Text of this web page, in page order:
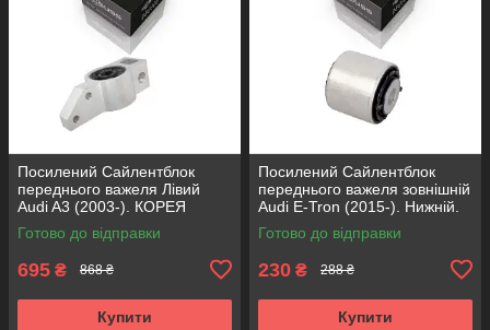
Посилений Сайлентблок
переднього важеля Лівий
Audi A3 (2003-). КОРЕЯ
Acsuss! 34762 , JBU691 ,
VKDS331004
Готово до відправки
695 ₴ 868 ₴
Купити
Посилений Сайлентблок
переднього важеля зовнішній
Audi E-Tron (2015-). Нижній.
КОРЕЯ Acsuss! FE175192 ,
VKDS331087
Готово до відправки
230 ₴ 288 ₴
Купити